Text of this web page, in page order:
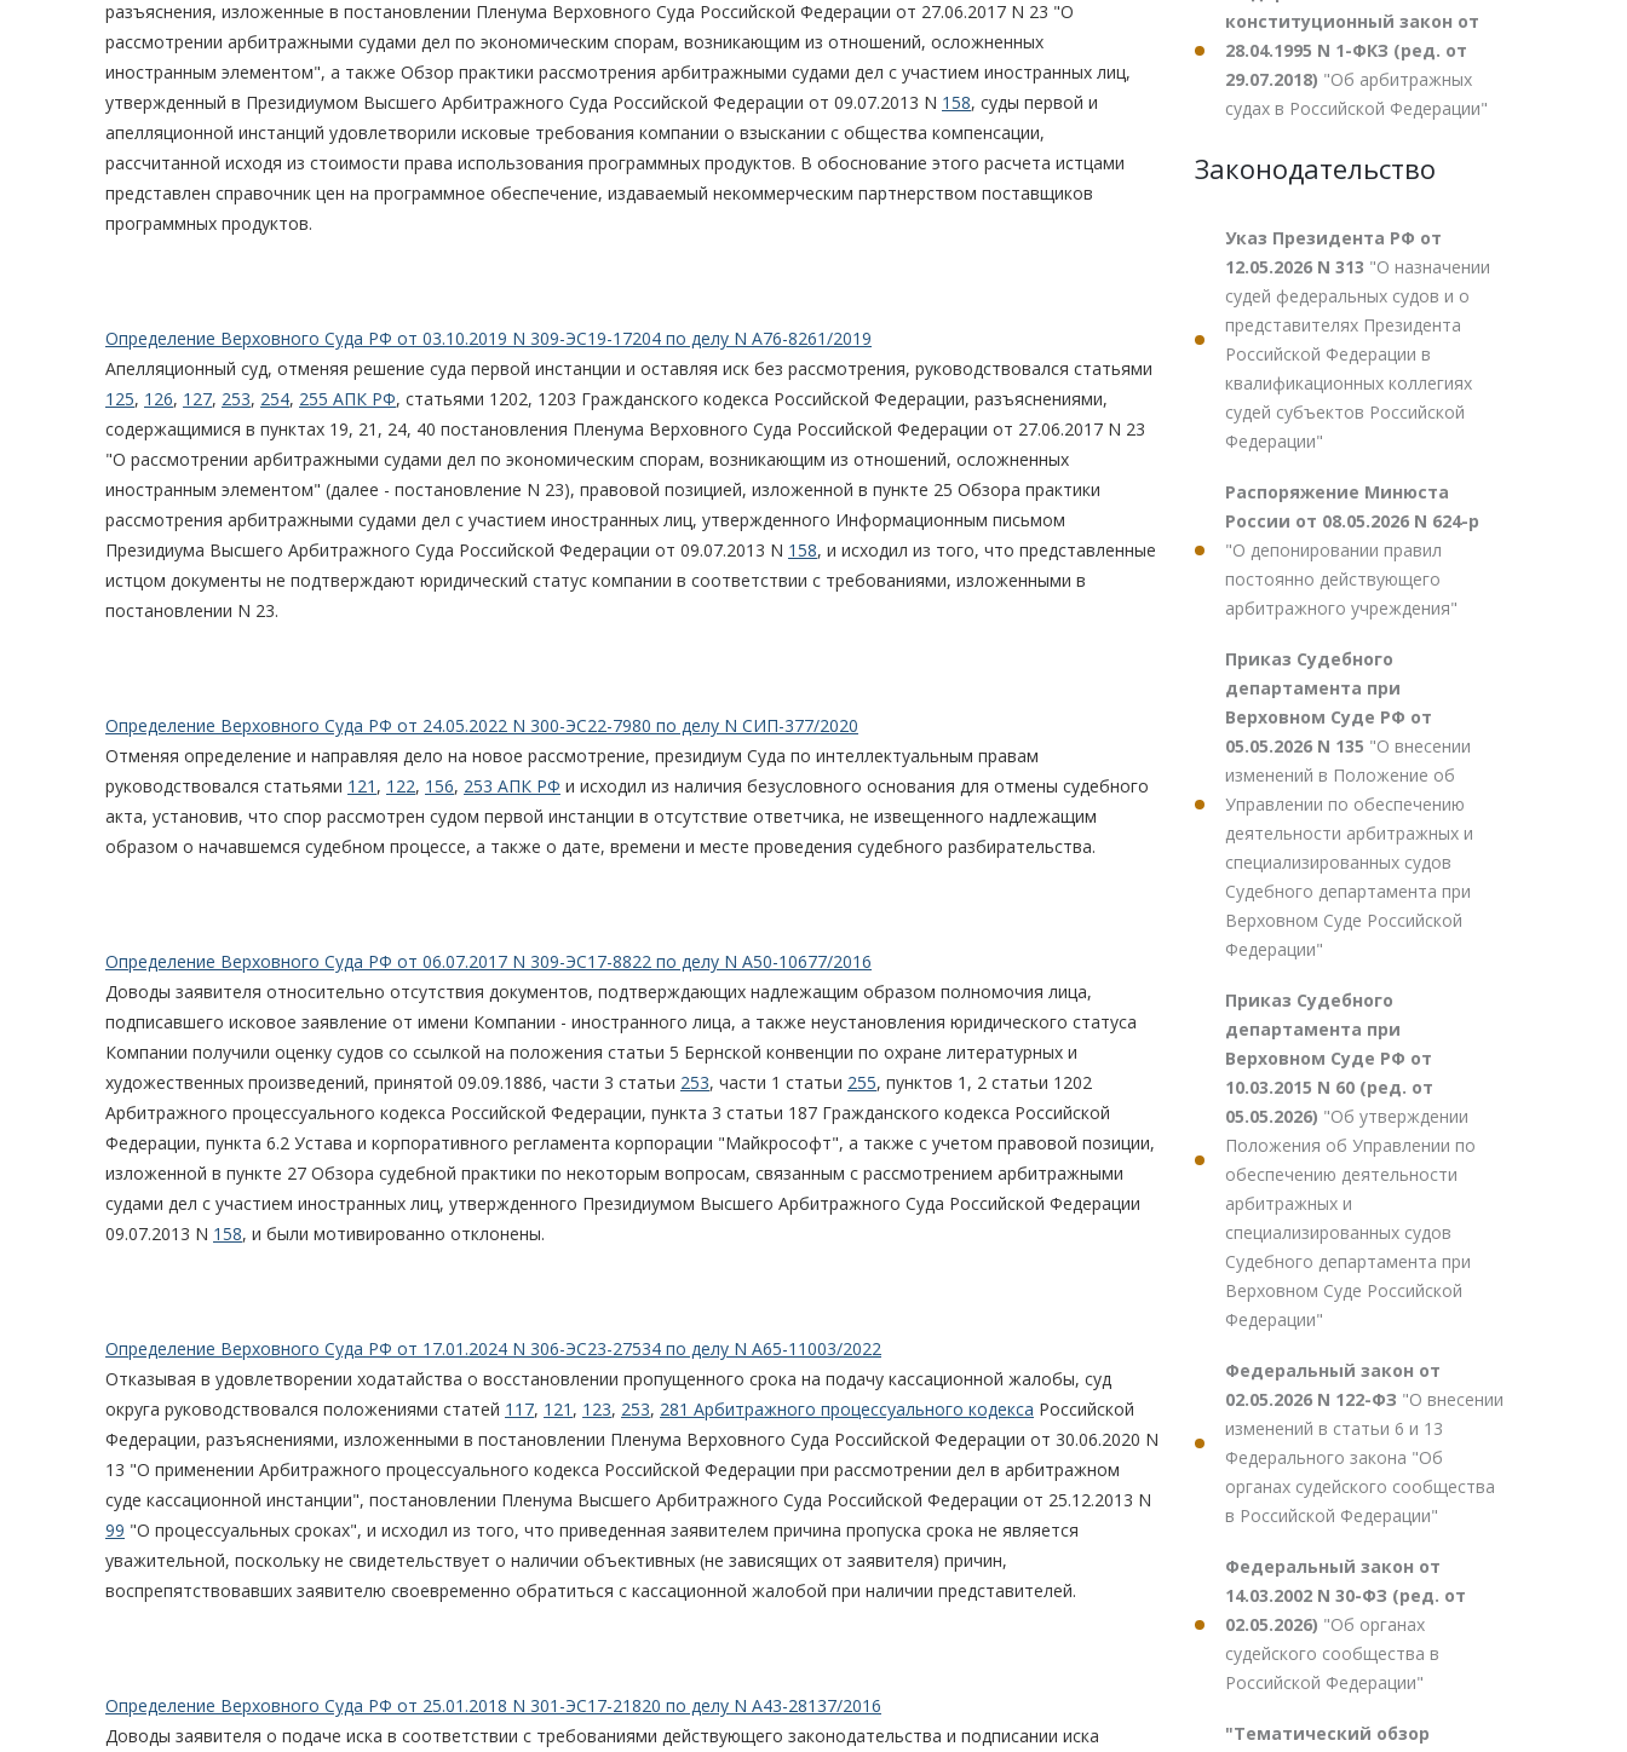
разъяснения, изложенные в постановлении Пленума Верховного Суда Российской Федерации от 27.06.2017 N 23 "О
рассмотрении арбитражными судами дел по экономическим спорам, возникающим из отношений, осложненных
иностранным элементом", а также Обзор практики рассмотрения арбитражными судами дел с участием иностранных лиц,
утвержденный в Президиумом Высшего Арбитражного Суда Российской Федерации от 09.07.2013 N 158, суды первой и
апелляционной инстанций удовлетворили исковые требования компании о взыскании с общества компенсации,
рассчитанной исходя из стоимости права использования программных продуктов. В обоснование этого расчета истцами
представлен справочник цен на программное обеспечение, издаваемый некоммерческим партнерством поставщиков
программных продуктов.
Определение Верховного Суда РФ от 03.10.2019 N 309-ЭС19-17204 по делу N А76-8261/2019
Апелляционный суд, отменяя решение суда первой инстанции и оставляя иск без рассмотрения, руководствовался статьями
125, 126, 127, 253, 254, 255 АПК РФ, статьями 1202, 1203 Гражданского кодекса Российской Федерации, разъяснениями,
содержащимися в пунктах 19, 21, 24, 40 постановления Пленума Верховного Суда Российской Федерации от 27.06.2017 N 23
"О рассмотрении арбитражными судами дел по экономическим спорам, возникающим из отношений, осложненных
иностранным элементом" (далее - постановление N 23), правовой позицией, изложенной в пункте 25 Обзора практики
рассмотрения арбитражными судами дел с участием иностранных лиц, утвержденного Информационным письмом
Президиума Высшего Арбитражного Суда Российской Федерации от 09.07.2013 N 158, и исходил из того, что представленные
истцом документы не подтверждают юридический статус компании в соответствии с требованиями, изложенными в
постановлении N 23.
Определение Верховного Суда РФ от 24.05.2022 N 300-ЭС22-7980 по делу N СИП-377/2020
Отменяя определение и направляя дело на новое рассмотрение, президиум Суда по интеллектуальным правам
руководствовался статьями 121 , 122, 156, 253 АПК РФ и исходил из наличия безусловного основания для отмены судебного
акта, установив, что спор рассмотрен судом первой инстанции в отсутствие ответчика, не извещенного надлежащим
образом о начавшемся судебном процессе, а также о дате, времени и месте проведения судебного разбирательства.
Определение Верховного Суда РФ от 06.07.2017 N 309-ЭС17-8822 по делу N А50-10677/2016
Доводы заявителя относительно отсутствия документов, подтверждающих надлежащим образом полномочия лица,
подписавшего исковое заявление от имени Компании - иностранного лица, а также неустановления юридического статуса
Компании получили оценку судов со ссылкой на положения статьи 5 Бернской конвенции по охране литературных и
художественных произведений, принятой 09.09.1886, части 3 статьи 253, части 1 статьи 255, пунктов 1, 2 статьи 1202
Арбитражного процессуального кодекса Российской Федерации, пункта 3 статьи 187 Гражданского кодекса Российской
Федерации, пункта 6.2 Устава и корпоративного регламента корпорации "Майкрософт", а также с учетом правовой позиции,
изложенной в пункте 27 Обзора судебной практики по некоторым вопросам, связанным с рассмотрением арбитражными
судами дел с участием иностранных лиц, утвержденного Президиумом Высшего Арбитражного Суда Российской Федерации
09.07.2013 N 158, и были мотивированно отклонены.
Определение Верховного Суда РФ от 17.01.2024 N 306-ЭС23-27534 по делу N А65-11003/2022
Отказывая в удовлетворении ходатайства о восстановлении пропущенного срока на подачу кассационной жалобы, суд
округа руководствовался положениями статей 117, 121 , 123, 253, 281 Арбитражного процессуального кодекса Российской
Федерации, разъяснениями, изложенными в постановлении Пленума Верховного Суда Российской Федерации от 30.06.2020 N
13 "О применении Арбитражного процессуального кодекса Российской Федерации при рассмотрении дел в арбитражном
суде кассационной инстанции", постановлении Пленума Высшего Арбитражного Суда Российской Федерации от 25.12.2013 N
99 "О процессуальных сроках", и исходил из того, что приведенная заявителем причина пропуска срока не является
уважительной, поскольку не свидетельствует о наличии объективных (не зависящих от заявителя) причин,
воспрепятствовавших заявителю своевременно обратиться с кассационной жалобой при наличии представителей.
Определение Верховного Суда РФ от 25.01.2018 N 301-ЭС17-21820 по делу N А43-28137/2016
Доводы заявителя о подаче иска в соответствии с требованиями действующего законодательства и подписании иска
конституционный закон от
28.04.1995 N 1-ФКЗ (ред. от
29.07.2018) "Об арбитражных
судах в Российской Федерации"
Законодательство
Указ Президента РФ от
12.05.2026 N 313 "О назначении
судей федеральных судов и о
представителях Президента
Российской Федерации в
квалификационных коллегиях
судей субъектов Российской
Федерации"
Распоряжение Минюста
России от 08.05.2026 N 624-р
"О депонировании правил
постоянно действующего
арбитражного учреждения"
Приказ Судебного
департамента при
Верховном Суде РФ от
05.05.2026 N 135 "О внесении
изменений в Положение об
Управлении по обеспечению
деятельности арбитражных и
специализированных судов
Судебного департамента при
Верховном Суде Российской
Федерации"
Приказ Судебного
департамента при
Верховном Суде РФ от
10.03.2015 N 60 (ред. от
05.05.2026) "Об утверждении
Положения об Управлении по
обеспечению деятельности
арбитражных и
специализированных судов
Судебного департамента при
Верховном Суде Российской
Федерации"
Федеральный закон от
02.05.2026 N 122-ФЗ "О внесении
изменений в статьи 6 и 13
Федерального закона "Об
органах судейского сообщества
в Российской Федерации"
Федеральный закон от
14.03.2002 N 30-ФЗ (ред. от
02.05.2026) "Об органах
судейского сообщества в
Российской Федерации"
"Тематический обзор